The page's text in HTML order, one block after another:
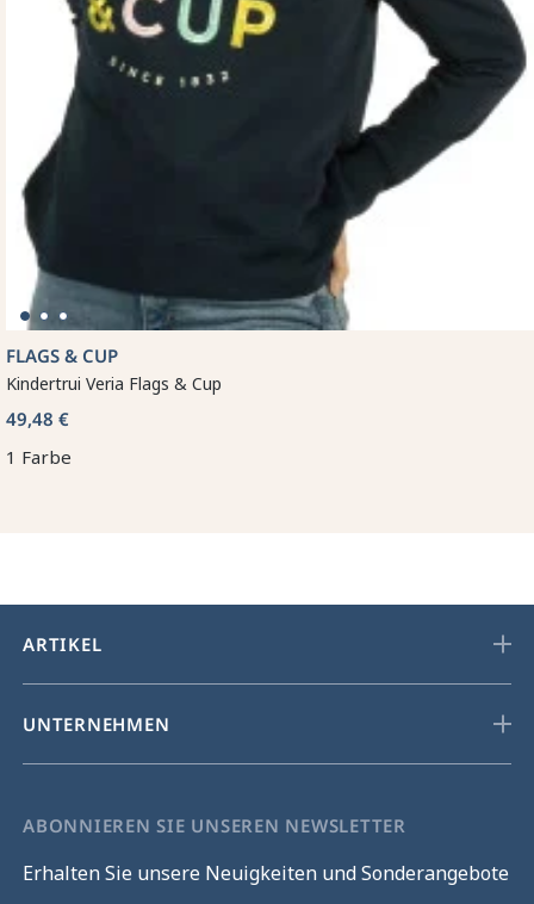
FLAGS & CUP
Kindertrui Veria Flags & Cup
49,48 €
1 Farbe
ARTIKEL
UNTERNEHMEN
ABONNIEREN SIE UNSEREN NEWSLETTER
Erhalten Sie unsere Neuigkeiten und Sonderangebote